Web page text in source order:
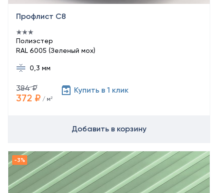
Профлист С8
Полиэстер
RAL 6005 (Зеленый мох)
0,3 мм
384 ₽
372 ₽ / м²
Купить в 1 клик
Добавить в корзину